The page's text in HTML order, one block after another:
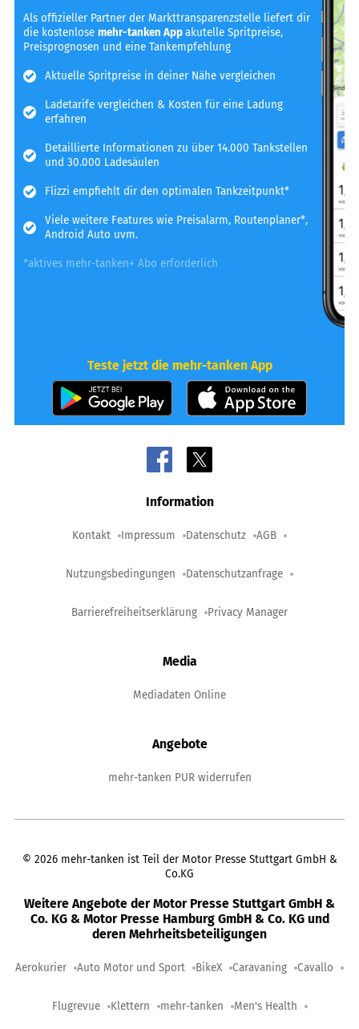
Als offizieller Partner der Markttransparenzstelle liefert dir
die kostenlosemehr-tanken Appakutelle Spritpreise,
Preisprognosen und eine Tankempfehlung
Aktuelle Spritpreise in deiner Nähe vergleichen
Ladetarife vergleichen & Kosten für eine Ladung
erfahren
Detaillierte Informationen zu über 14.000 Tankstellen
und 30.000 Ladesäulen
Flizzi empfiehlt dir den optimalen Tankzeitpunkt*
Viele weitere Features wie Preisalarm, Routenplaner*,
Android Auto uvm.
*aktives mehr-tanken+ Abo erforderlich
Teste jetzt die mehr-tanken App
Information
Kontakt Impressum Datenschutz AGB
Nutzungsbedingungen Datenschutzanfrage
Barrierefreiheitserklärung Privacy Manager
Media
Mediadaten Online
Angebote
mehr-tanken PUR widerrufen
© 2026 mehr-tanken ist Teil der Motor Presse Stuttgart GmbH &
Co.KG
Weitere Angebote der Motor Presse Stuttgart GmbH &
Co. KG & Motor Presse Hamburg GmbH & Co. KG und
deren Mehrheitsbeteiligungen
Aerokurier Auto Motor und Sport BikeX Caravaning Cavallo
Flugrevue Klettern mehr-tanken Men's Health